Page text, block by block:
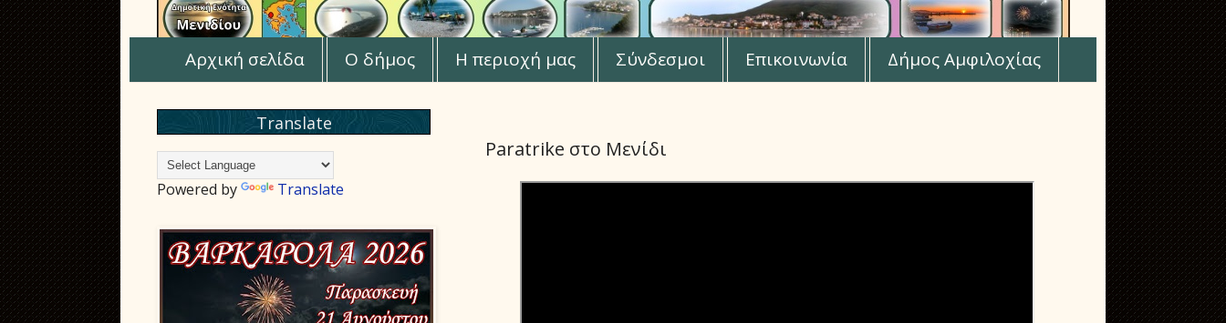
Αρχική σελίδα Ο δήμος Η περιοχή μας Σύνδεσμοι Επικοινωνία Δήμος Αμφιλοχίας
Paratrike στο Μενίδι
Translate
Powered by Translate